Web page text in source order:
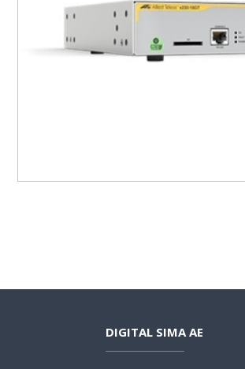
DIGITAL SIMA AE